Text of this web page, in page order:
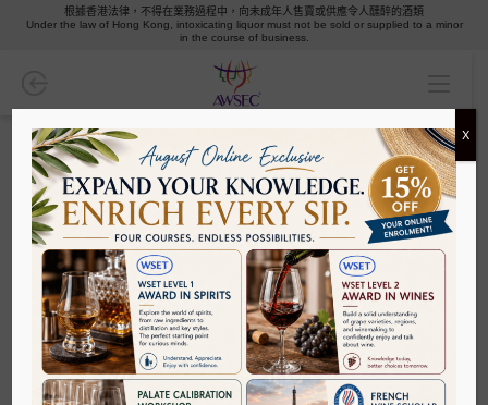
WSET葡萄酒
葡萄酒品酒班/大師班
專業/地區課程
考試複習班
味蕾校準品酒工作坊
根據香港法律，不得在業務過程中，向未成年人售賣或供應令人醺醉的酒類
Under the law of Hong Kong, intoxicating liquor must not be sold or supplied to a minor
in the course of business.
課程
請在下方選擇您感興趣的課程，您亦可以使用「哪一個課程適合
我？」查看我們建議的課程；或使用「課程篩選」根據您的喜好
來篩選合適您的課程。
哪一個課程適合我？
X